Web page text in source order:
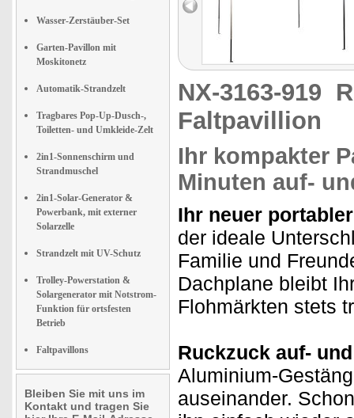
Wasser-Zerstäuber-Set
Garten-Pavillon mit
Moskitonetz
Automatik-Strandzelt
Tragbares Pop-Up-Dusch-,
Toiletten- und Umkleide-Zelt
2in1-Sonnenschirm und
Strandmuschel
2in1-Solar-Generator &
Powerbank, mit externer
Solarzelle
Strandzelt mit UV-Schutz
Trolley-Powerstation &
Solargenerator mit Notstrom-
Funktion für ortsfesten
Betrieb
Faltpavillons
Bleiben Sie mit uns im
Kontakt und tragen Sie
einem Faltpavillon, Pavillon
3×3 oder Partyzelt 3×3
sucht, das unkompliziert
Gestaltungsmöglichkeiten
bietet, findet hier eine
praxisnahe Lösung."
Getestet wurde NX-3198.
NX-3163-919
Faltpavillion
Ihr kompakter
Minuten auf-
Ihr neuer
der ideale
Familie und
Dachplane bleibt
Flohmärkten stets
Ruckzuck auf-
Aluminium-
auseinander.